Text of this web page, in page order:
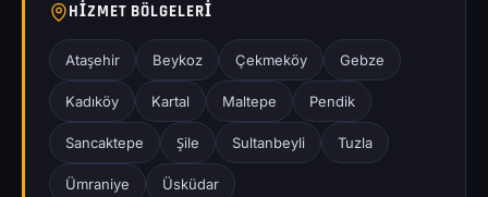
HIZMET BÖLGELERI
Ataşehir Beykoz Çekmeköy Gebze
Kadıköy Kartal Maltepe Pendik
Sancaktepe Şile Sultanbeyli Tuzla
Ümraniye Üsküdar